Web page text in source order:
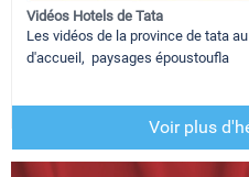
Vidéos Hotels de Tata
Les vidéos de la province de tata
d'accueil, paysages époustoufla
Voir plus